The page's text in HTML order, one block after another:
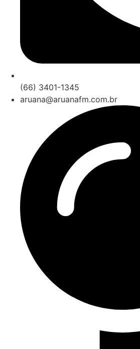
(66) 3401-1345
aruana@aruanafm.com.br